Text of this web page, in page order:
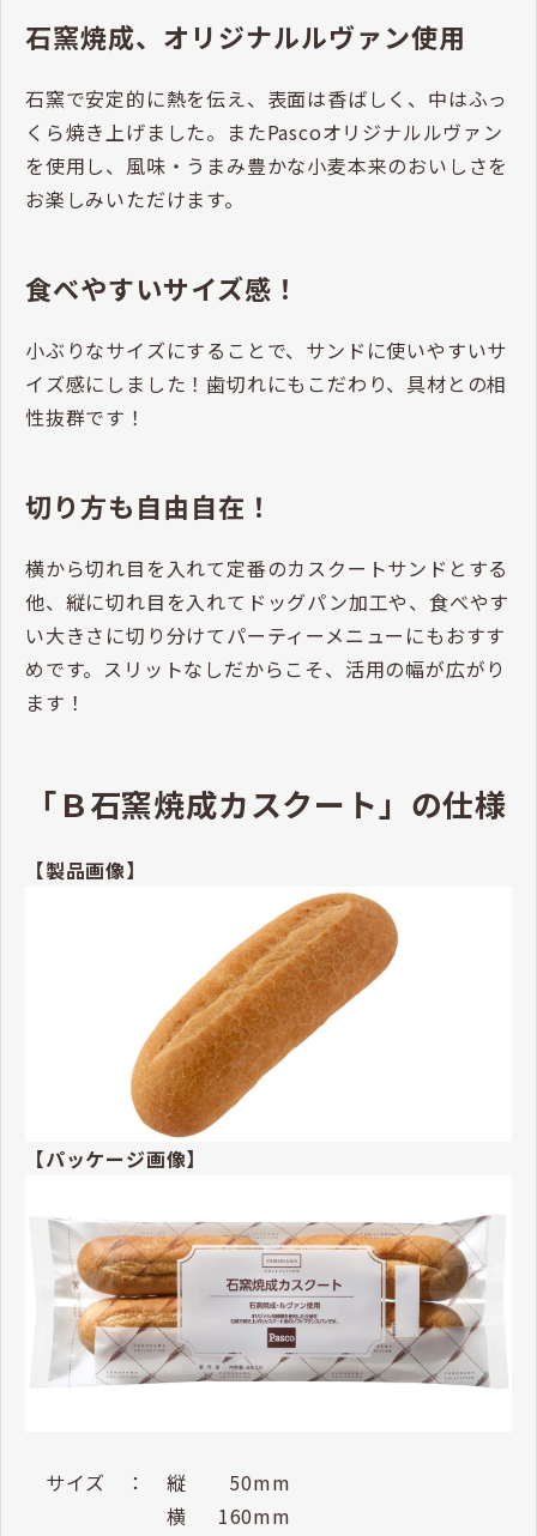
石窯焼成、オリジナルルヴァン使用
石窯で安定的に熱を伝え、表面は香ばしく、中はふっ
くら焼き上げました。またPascoオリジナルルヴァン
を使用し、風味・うまみ豊かな小麦本来のおいしさを
お楽しみいただけます。
食べやすいサイズ感！
小ぶりなサイズにすることで、サンドに使いやすいサ
イズ感にしました！歯切れにもこだわり、具材との相
性抜群です！
切り方も自由自在！
横から切れ目を入れて定番のカスクートサンドとする
他、縦に切れ目を入れてドッグパン加工や、食べやす
い大きさに切り分けてパーティーメニューにもおすす
めです。スリットなしだからこそ、活用の幅が広がり
ます！
「Ｂ石窯焼成カスクート」の仕様
【製品画像】
【パッケージ画像】
サイズ ： 縦 50mm
横 160mm